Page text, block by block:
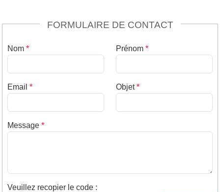
FORMULAIRE DE CONTACT
Nom * Prénom *
Email * Objet*
Message *
Veuillez recopier le code :